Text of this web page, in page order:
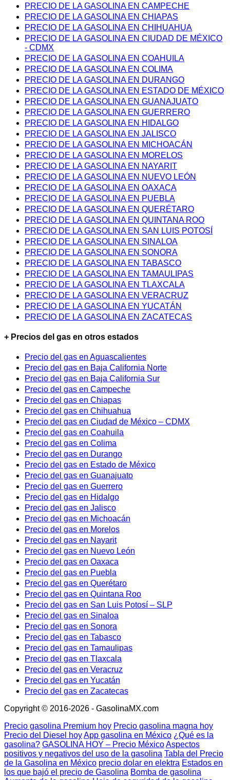
PRECIO DE LA GASOLINA EN CAMPECHE
PRECIO DE LA GASOLINA EN CHIAPAS
PRECIO DE LA GASOLINA EN CHIHUAHUA
PRECIO DE LA GASOLINA EN CIUDAD DE MÉXICO
- CDMX
PRECIO DE LA GASOLINA EN COAHUILA
PRECIO DE LA GASOLINA EN COLIMA
PRECIO DE LA GASOLINA EN DURANGO
PRECIO DE LA GASOLINA EN ESTADO DE MÉXICO
PRECIO DE LA GASOLINA EN GUANAJUATO
PRECIO DE LA GASOLINA EN GUERRERO
PRECIO DE LA GASOLINA EN HIDALGO
PRECIO DE LA GASOLINA EN JALISCO
PRECIO DE LA GASOLINA EN MICHOACÁN
PRECIO DE LA GASOLINA EN MORELOS
PRECIO DE LA GASOLINA EN NAYARIT
PRECIO DE LA GASOLINA EN NUEVO LEÓN
PRECIO DE LA GASOLINA EN OAXACA
PRECIO DE LA GASOLINA EN PUEBLA
PRECIO DE LA GASOLINA EN QUERÉTARO
PRECIO DE LA GASOLINA EN QUINTANA ROO
PRECIO DE LA GASOLINA EN SAN LUIS POTOSÍ
PRECIO DE LA GASOLINA EN SINALOA
PRECIO DE LA GASOLINA EN SONORA
PRECIO DE LA GASOLINA EN TABASCO
PRECIO DE LA GASOLINA EN TAMAULIPAS
PRECIO DE LA GASOLINA EN TLAXCALA
PRECIO DE LA GASOLINA EN VERACRUZ
PRECIO DE LA GASOLINA EN YUCATÁN
PRECIO DE LA GASOLINA EN ZACATECAS
+ Precios del gas en otros estados
Precio del gas en Aguascalientes
Precio del gas en Baja California Norte
Precio del gas en Baja California Sur
Precio del gas en Campeche
Precio del gas en Chiapas
Precio del gas en Chihuahua
Precio del gas en Ciudad de México – CDMX
Precio del gas en Coahuila
Precio del gas en Colima
Precio del gas en Durango
Precio del gas en Estado de México
Precio del gas en Guanajuato
Precio del gas en Guerrero
Precio del gas en Hidalgo
Precio del gas en Jalisco
Precio del gas en Michoacán
Precio del gas en Morelos
Precio del gas en Nayarit
Precio del gas en Nuevo León
Precio del gas en Oaxaca
Precio del gas en Puebla
Precio del gas en Querétaro
Precio del gas en Quintana Roo
Precio del gas en San Luis Potosí – SLP
Precio del gas en Sinaloa
Precio del gas en Sonora
Precio del gas en Tabasco
Precio del gas en Tamaulipas
Precio del gas en Tlaxcala
Precio del gas en Veracruz
Precio del gas en Yucatán
Precio del gas en Zacatecas
Copyright © 2016-2026 - GasolinaMX.com
Precio gasolina Premium hoy Precio gasolina magna hoy
Precio del Diesel hoyApp gasolina en México ¿Qué es la
gasolina? GASOLINA HOY – Precio MéxicoAspectos
positivos y negativos del uso de la gasolina Tabla del Precio
de la Gasolina en México precio dolar en elektra Estados en
los que bajó el precio de Gasolina Bomba de gasolina